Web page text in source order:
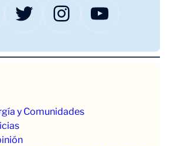
Twitter Instagram YouTube
y Comunidades